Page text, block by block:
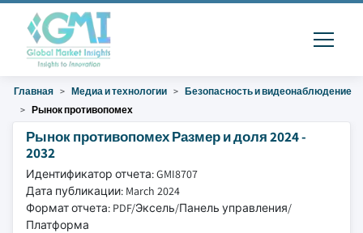
Главная Медиа и технологии
Безопасность и видеонаблюдение
Рынок противопомех
Рынок противопомех Размер и доля 2024 -
2032
Идентификатор отчета: GMI8707
Дата публикации: March 2024
Формат отчета: PDF/Эксель/Панель управления/
Платформа